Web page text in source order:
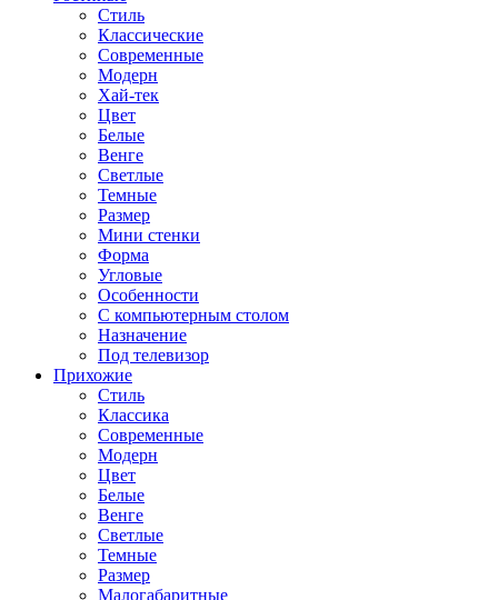
Стиль
Классические
Современные
Модерн
Хай-тек
Цвет
Белые
Венге
Светлые
Темные
Размер
Мини стенки
Форма
Угловые
Особенности
С компьютерным столом
Назначение
Под телевизор
Прихожие
Стиль
Классика
Современные
Модерн
Цвет
Белые
Венге
Светлые
Темные
Размер
Малогабаритные